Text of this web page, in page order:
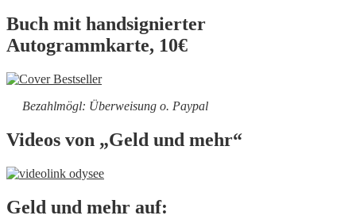
Buch mit handsignierter
Autogrammkarte, 10€
Bezahlmögl: Überweisung o. Paypal
Videos von „Geld und mehr“
Geld und mehr auf: